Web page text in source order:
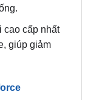
giúp giảm
cập nhật mới